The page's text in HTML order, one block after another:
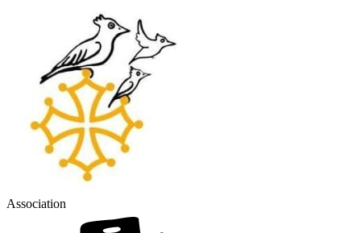
Association